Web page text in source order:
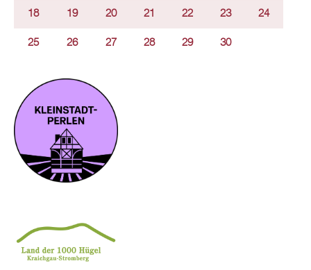
18 19 20 21 22 23 24
25 26 27 28 29 30